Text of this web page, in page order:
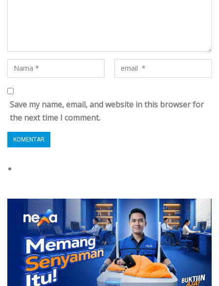
Save my name, email, and website in this browser for
the next time I comment.